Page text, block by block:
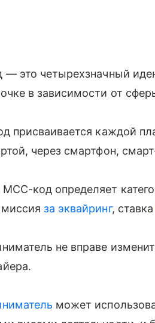
— это четырехзначный
в зависимости от
присваивается каждой
через смартфон,
код определяет
за эквайринг, ставка
не вправе
может